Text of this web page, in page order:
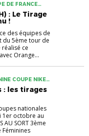
DE FRANCE
U18
: Le Tirage
!
des équipes de
du 5ème tour de
réalisé ce
Orange...
COUPE NIKE
: les tirages
nationales
1er octobre au
AU SORT 3ème